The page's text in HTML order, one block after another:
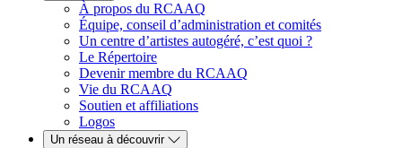
À propos du RCAAQ
Équipe, conseil d’administration et comités
Un centre d’artistes autogéré, c’est quoi ?
Le Répertoire
Devenir membre du RCAAQ
Vie du RCAAQ
Soutien et affiliations
Logos
Un réseau à découvrir